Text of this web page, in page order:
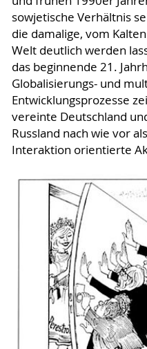
sowjetische Verhältnis
die damalige, vom
Welt deutlich werden
das beginnende 21.
Globalisierungs- und
Entwicklungsprozesse
vereinte Deutschland
Russland nach wie vor
Interaktion orientierte